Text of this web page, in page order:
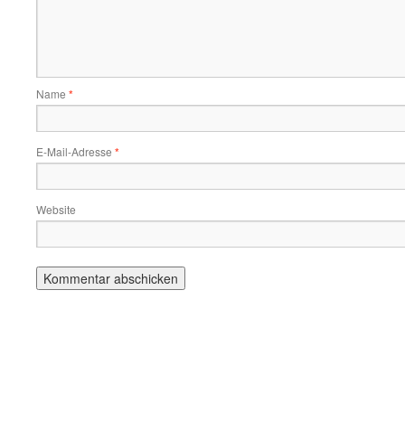
Name *
E-Mail-Adresse *
Website